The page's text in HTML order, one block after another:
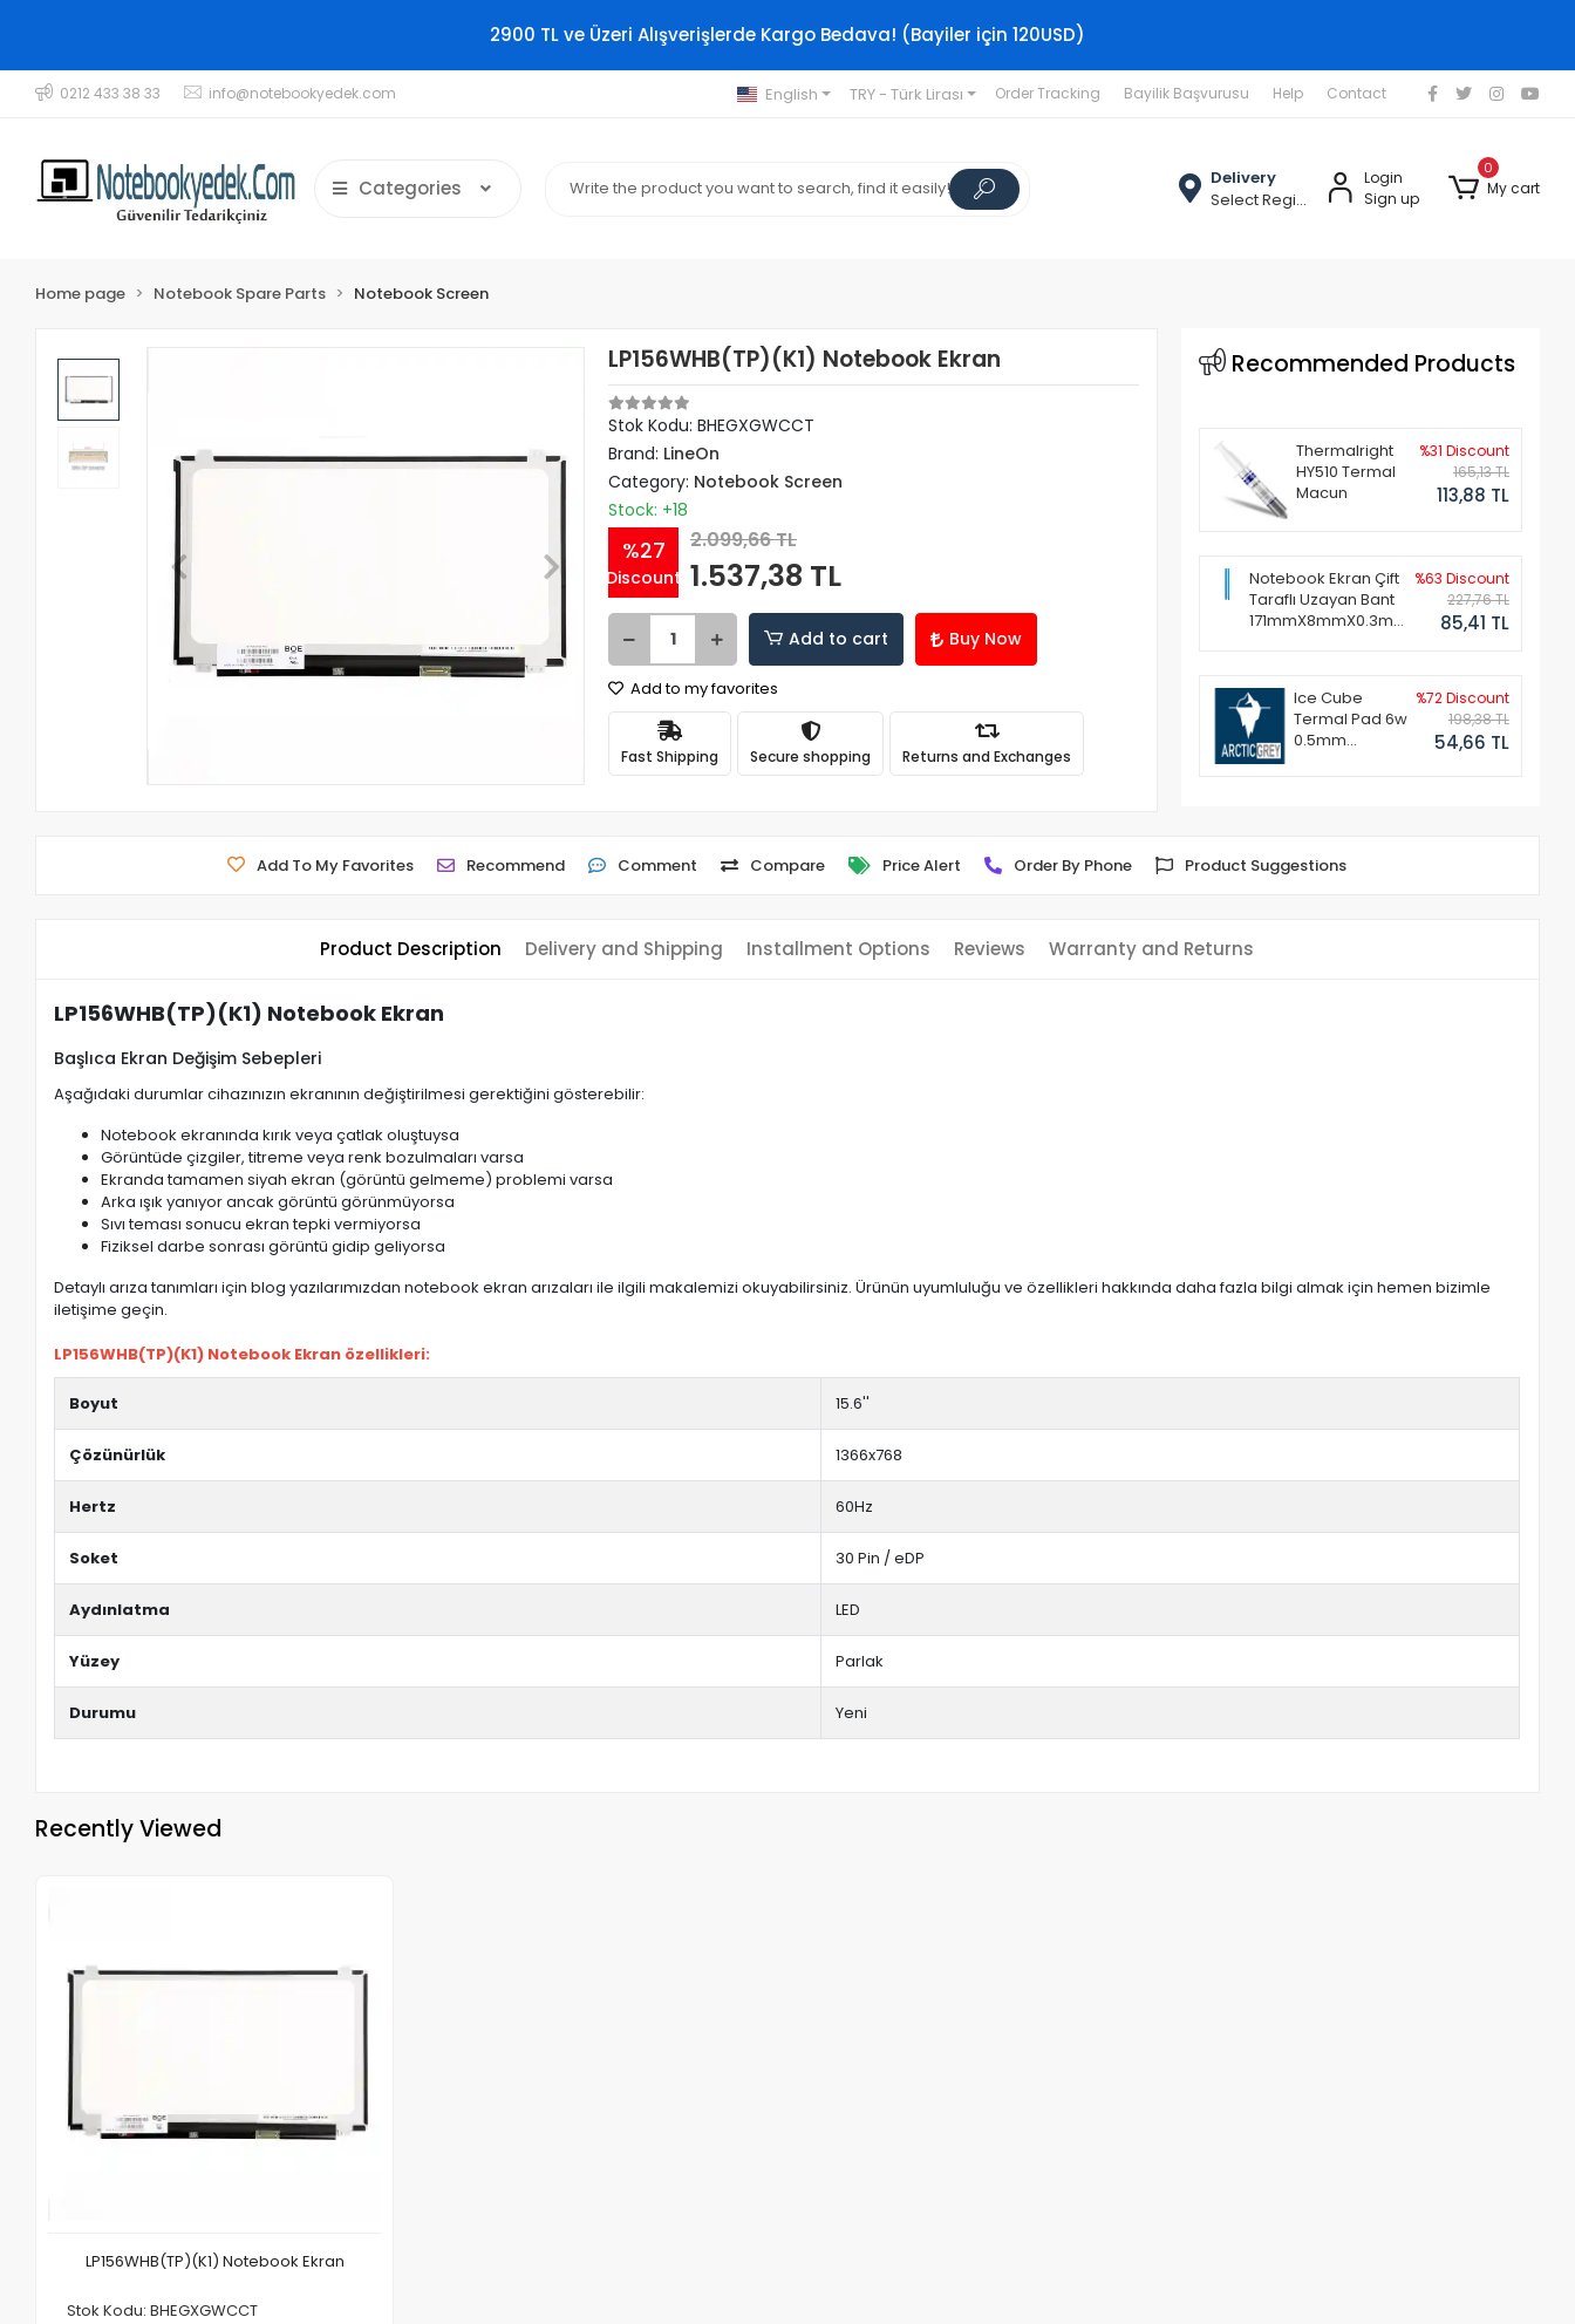
2900 TL ve Üzeri Alışverişlerde Kargo Bedava! (Bayiler için 120USD)
0212 433 38 33 info@notebookyedek.com English TRY - Türk Lirası Order Tracking Bayilik Başvurusu Help Contact
Categories
Delivery
Select Region
Login
Sign up
0
My cart
Home page Notebook Spare Parts Notebook Screen
LP156WHB(TP)(K1) Notebook Ekran
Stok Kodu: BHEGXGWCCT
Brand: LineOn
Category: Notebook Screen
Stock: +18
%27
Discount
2.099,66 TL
1.537,38 TL
Add to cart Buy Now
Add to my favorites
Fast Shipping Secure shopping Returns and Exchanges
Recommended Products
Thermalright
HY510 Termal
Macun
%31 Discount
165,13 TL
113,88 TL
Notebook Ekran Çift
Taraflı Uzayan Bant
171mmX8mmX0.3mm
%63 Discount
227,76 TL
85,41 TL
Ice Cube
Termal Pad 6w
0.5mm
%72 Discount
198,38 TL
54,66 TL
Add To My Favorites Recommend Comment Compare Price Alert Order By Phone Product Suggestions
Product Description Delivery and Shipping Installment Options Reviews Warranty and Returns
LP156WHB(TP)(K1) Notebook Ekran
Başlıca Ekran Değişim Sebepleri
Aşağıdaki durumlar cihazınızın ekranının değiştirilmesi gerektiğini gösterebilir:
Notebook ekranında kırık veya çatlak oluştuysa
Görüntüde çizgiler, titreme veya renk bozulmaları varsa
Ekranda tamamen siyah ekran (görüntü gelmeme) problemi varsa
Arka ışık yanıyor ancak görüntü görünmüyorsa
Sıvı teması sonucu ekran tepki vermiyorsa
Fiziksel darbe sonrası görüntü gidip geliyorsa
Detaylı arıza tanımları için blog yazılarımızdan notebook ekran arızaları ile ilgili makalemizi okuyabilirsiniz. Ürünün uyumluluğu ve özellikleri hakkında daha fazla bilgi almak için hemen bizimle
iletişime geçin.
LP156WHB(TP)(K1) Notebook Ekran özellikleri:
Boyut 15.6''
Çözünürlük 1366x768
Hertz 60Hz
Soket 30 Pin / eDP
Aydınlatma LED
Yüzey Parlak
Durumu Yeni
Recently Viewed
LP156WHB(TP)(K1) Notebook Ekran
Stok Kodu: BHEGXGWCCT